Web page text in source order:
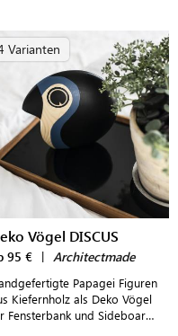
Varianten
Vögel DISCUS
95 € | Architectmade
Papagei Figuren
Kiefernholz als Deko Vögel
Fensterbank und Sideboard